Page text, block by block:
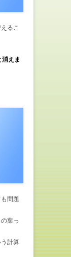
るこ
えま
問題
葉っ
計算